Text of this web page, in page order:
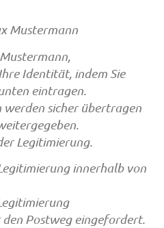
Mustermann
Identität, indem Sie
eintragen.
sicher übertragen
Legitimierung.
innerhalb von
Postweg eingefordert.